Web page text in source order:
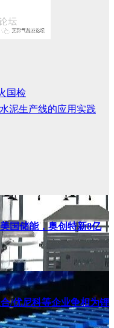
国检
泥生产线的应用实践
国储能，奥创特新8亿
/优尼科等企业争相为锂